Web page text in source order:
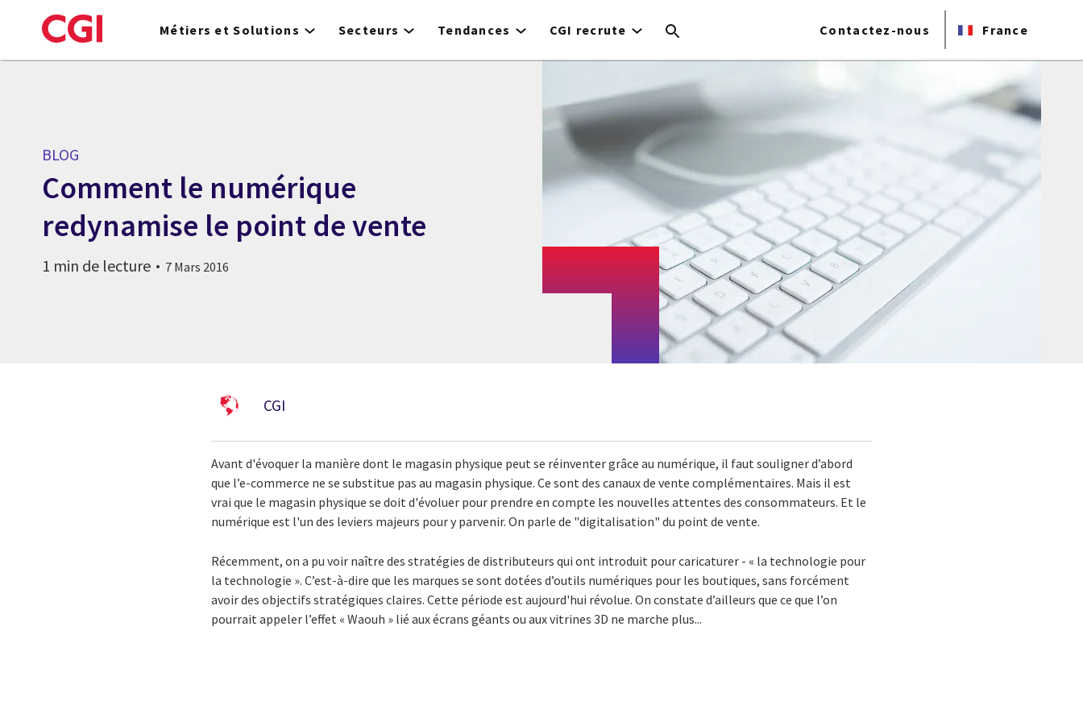
to
Métiers et Solutions Secteurs Tendances CGI recrute Contactez-nous France
BLOG
Comment le numérique
redynamise le point de vente
1 min de lecture 7 Mars 2016
CGI
Avant d'évoquer la manière dont le magasin physique peut se réinventer grâce au numérique, il faut souligner d’abord
que l’e-commerce ne se substitue pas au magasin physique. Ce sont des canaux de vente complémentaires. Mais il est
vrai que le magasin physique se doit d'évoluer pour prendre en compte les nouvelles attentes des consommateurs. Et le
numérique est l'un des leviers majeurs pour y parvenir. On parle de "digitalisation" du point de vente.
Récemment, on a pu voir naître des stratégies de distributeurs qui ont introduit pour caricaturer - « la technologie pour
la technologie ». C’est-à-dire que les marques se sont dotées d’outils numériques pour les boutiques, sans forcément
avoir des objectifs stratégiques claires. Cette période est aujourd'hui révolue. On constate d’ailleurs que ce que l’on
pourrait appeler l’effet « Waouh » lié aux écrans géants ou aux vitrines 3D ne marche plus...